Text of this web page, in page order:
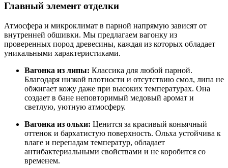
Главный элемент отделки
Атмосфера и микроклимат в парной напрямую зависят от
внутренней обшивки. Мы предлагаем вагонку из
проверенных пород древесины, каждая из которых обладает
уникальными характеристиками.
Вагонка из липы: Классика для любой парной.
Благодаря низкой плотности и отсутствию смол, липа не
обжигает кожу даже при высоких температурах. Она
создает в бане неповторимый медовый аромат и
светлую, уютную атмосферу.
Вагонка из ольхи: Ценится за красивый коньячный
оттенок и бархатистую поверхность. Ольха устойчива к
влаге и перепадам температур, обладает
антибактериальными свойствами и не коробится со
временем.